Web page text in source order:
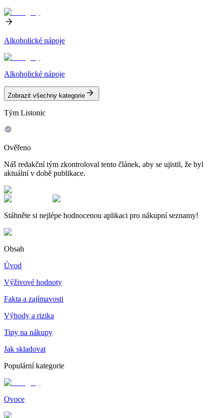
Alkoholické nápoje
Alkoholické nápoje
Zobrazit všechny kategorie
Tým Listonic
Ověřeno
Náš redakční tým zkontroloval tento článek, aby se ujistil, že byl
aktuální v době publikace.
Stáhněte si nejlépe hodnocenou aplikaci pro nákupní seznamy!
Obsah
Úvod
Výživové hodnoty
Fakta a zajímavosti
Výhody a rizika
Tipy na nákupy
Jak skladovat
Populární kategorie
Ovoce